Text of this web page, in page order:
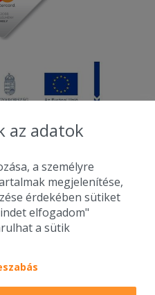
- Diston-line Kft.
áron, egy helyen az összes
étterem ajánlata.
az adatok
a személyre
megjelenítése,
érdekében sütiket
elfogadom"
a sütik